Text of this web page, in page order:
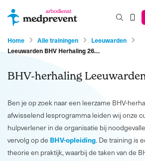
Home Alle trainingen
Leeuwarden
Leeuwarden BHV Herhaling 26…
BHV-herhaling
Ben je op zoek naar een leerzame BHV-
afwisselend lesprogramma leiden wij onze
hulpverlener in de organisatie bij
vervolg op de BHV-opleiding. De training is
theorie en praktijk, waarbij de taken van de